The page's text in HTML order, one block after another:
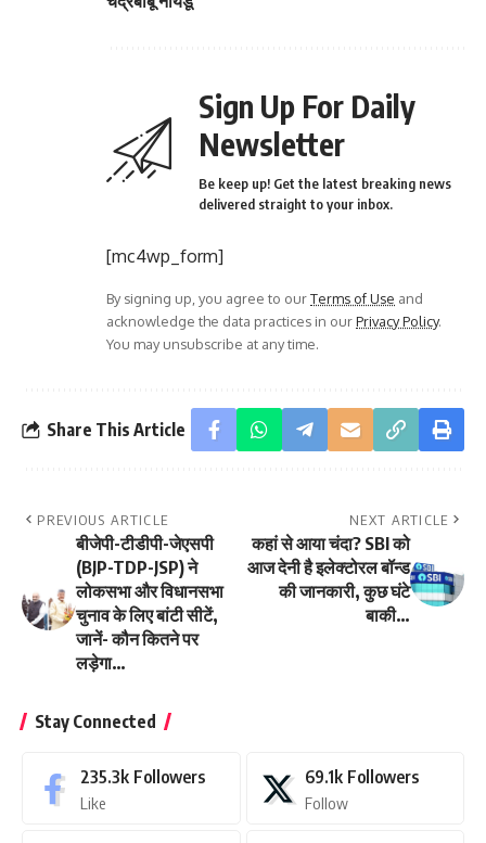
Sign Up For Daily
Newsletter
Be keep up! Get the latest breaking news
delivered straight to your inbox.
[mc4wp_form]
By signing up, you agree to ourTerms of Use and
acknowledge the data practices in ourPrivacy Policy.
You may unsubscribe at any time.
Share This Article
PREVIOUS ARTICLE
बीजेपी-टीडीपी-जेएसपी
(BJP-TDP-JSP) ने
लोकसभा और विधानसभा
चुनाव के लिए बांटी सीटें,
जानें- कौन कितने पर
लड़ेगा…
NEXT ARTICLE
कहां से आया चंदा? SBI को
आज देनी है इलेक्टोरल बॉन्ड
की जानकारी, कुछ घंटे
बाकी…
Stay Connected
235.3k Followers
Like
69.1k Followers
Follow